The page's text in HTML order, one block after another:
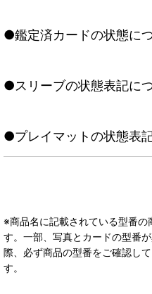
●鑑定済カードの状態に
●スリーブの状態表記に
●プレイマットの状態表
※商品名に記載されている型番の
す。一部、写真とカードの型番
際、必ず商品の型番をご確認し
す。